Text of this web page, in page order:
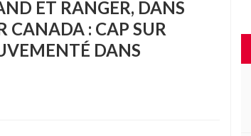
ET RANGER, DANS
CANADA : CAP SUR
DANS